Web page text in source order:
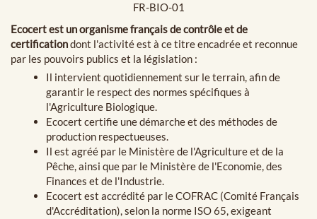
FR-BIO-01
Ecocert est un organisme français de contrôle et de
certificationdont l'activité est à ce titre encadrée et reconnue
par les pouvoirs publics et la législation :
Il intervient quotidiennement sur le terrain, afin de
garantir le respect des normes spécifiques à
l'Agriculture Biologique.
Ecocert certifie une démarche et des méthodes de
production respectueuses.
Il est agréé par le Ministère de l'Agriculture et de la
Pêche, ainsi que par le Ministère de l'Economie, des
Finances et de l'Industrie.
Ecocert est accrédité par le COFRAC (Comité Français
d'Accréditation), selon la norme ISO 65, exigeant